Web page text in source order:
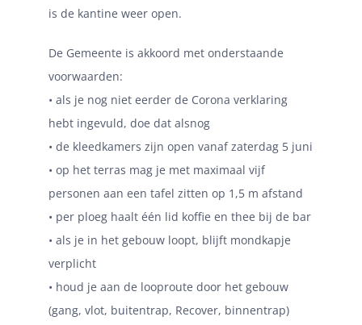
is de kantine weer open.
De Gemeente is akkoord met onderstaande
voorwaarden:
• als je nog niet eerder de Corona verklaring
hebt ingevuld, doe dat alsnog
• de kleedkamers zijn open vanaf zaterdag 5 juni
• op het terras mag je met maximaal vijf
personen aan een tafel zitten op 1,5 m afstand
• per ploeg haalt één lid koffie en thee bij de bar
• als je in het gebouw loopt, blijft mondkapje
verplicht
• houd je aan de looproute door het gebouw
(gang, vlot, buitentrap, Recover, binnentrap)